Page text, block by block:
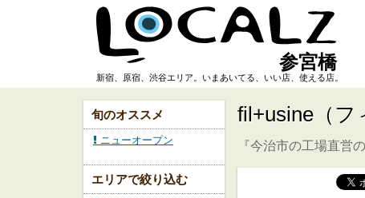
参宮橋
新宿、原宿、渋谷エリア。いまあいてる、いい店、使える店。
旬のオススメ
ニューオープン
エリアで絞り込む
fil+usine（フ
『今治市の工場直営